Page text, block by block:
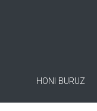
HONI BURUZ